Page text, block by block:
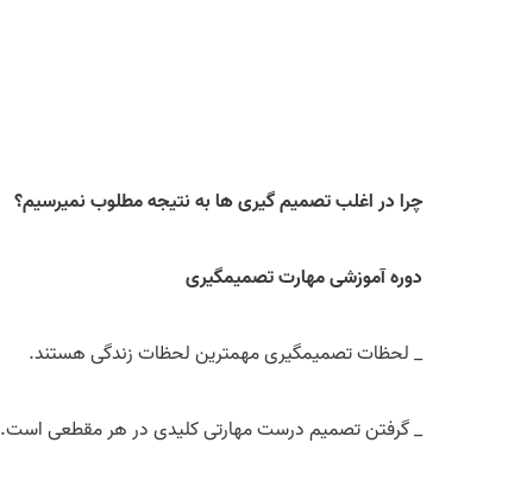
چرا در اغلب تصمیم­ گیری­ ها به نتیجه مطلوب نمیرسیم؟
دوره آموزشی مهارت تصمیم­گیری
_ لحظات تصمیم­گیری مهم­ترین لحظات زندگی هستند.
_ گرفتن تصمیم درست مهارتی کلیدی در هر مقطعی است.